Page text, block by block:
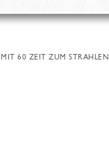
MIT 60 ZEIT ZUM STRAHLEN